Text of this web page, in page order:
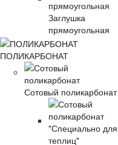
Заглушка
прямоугольная
ПОЛИКАРБОНАТ
Сотовый поликарбонат